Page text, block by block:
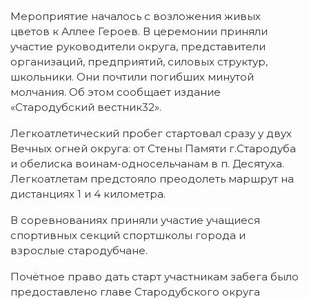
Мероприятие началось с возложения живых
цветов к Аллее Героев. В церемонии приняли
участие руководители округа, представители
организаций, предприятий, силовых структур,
школьники. Они почтили погибших минутой
молчания. Об этом сообщает издание
«Стародубский вестник32».
Легкоатлетический пробег стартовал сразу у двух
Вечных огней округа: от Стены Памяти г.Стародуба
и обелиска воинам-односельчанам в п. Десятуха.
Легкоатлетам предстояло преодолеть маршрут на
дистанциях 1 и 4 километра.
В соревнованиях приняли участие учащиеся
спортивных секций спортшколы города и
взрослые стародубчане.
Почётное право дать старт участникам забега было
предоставлено главе Стародубского округа